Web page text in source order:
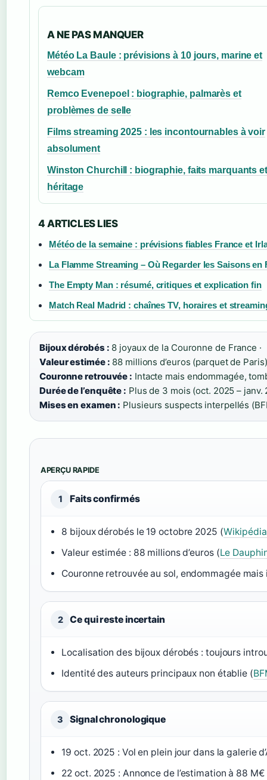
A NE PAS MANQUER
Météo La Baule : prévisions à 10 jours, marine et
webcam
Remco Evenepoel : biographie, palmarès et
problèmes de selle
Films streaming 2025 : les incontournables à voir
absolument
Winston Churchill : biographie, faits marquants et
héritage
4 ARTICLES LIES
Météo de la semaine : prévisions fiables France et
La Flamme Streaming – Où Regarder les Saisons en
The Empty Man : résumé, critiques et explication fin
Match Real Madrid : chaînes TV, horaires et
Bijoux dérobés : 8 joyaux de la Couronne de France ·
Valeur estimée : 88 millions d’euros (parquet de Paris)
Couronne retrouvée : Intacte mais endommagée,
Durée de l’enquête : Plus de 3 mois (oct. 2025 – janv.
Mises en examen : Plusieurs suspects interpellés
APERÇU RAPIDE
1 Faits confirmés
8 bijoux dérobés le 19 octobre 2025 (Wikipédia
Valeur estimée : 88 millions d’euros (Le
Couronne retrouvée au sol, endommagée
2 Ce qui reste incertain
Localisation des bijoux dérobés : toujours
Identité des auteurs principaux non établie (
3 Signal chronologique
19 oct. 2025 : Vol en plein jour dans la galerie
22 oct. 2025 : Annonce de l’estimation à 88